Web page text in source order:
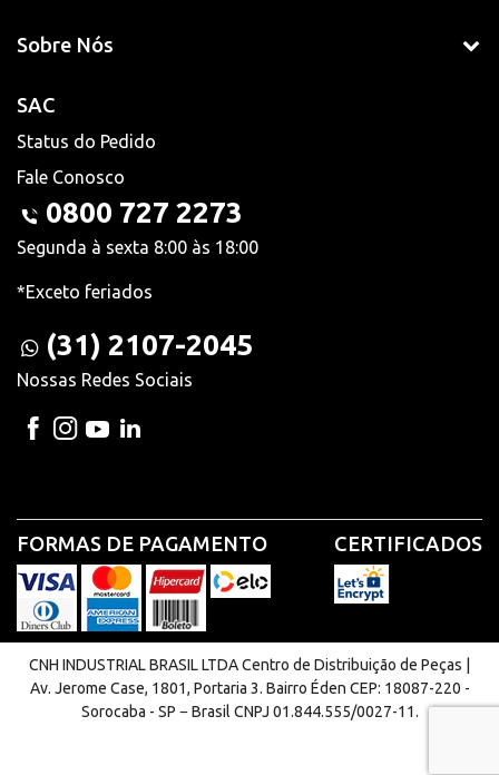
Sobre Nós
SAC
Status do Pedido
Fale Conosco
0800 727 2273
Segunda à sexta 8:00 às 18:00
*Exceto feriados
(31) 2107-2045
Nossas Redes Sociais
FORMAS DE PAGAMENTO CERTIFICADOS
CNH INDUSTRIAL BRASIL LTDA Centro de Distribuição de Peças |
Av. Jerome Case, 1801, Portaria 3. Bairro Éden CEP: 18087-220 -
Sorocaba - SP − Brasil CNPJ 01.844.555/0027-11.